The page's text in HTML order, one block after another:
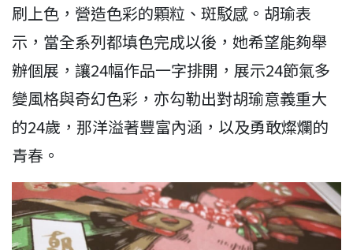
刷上色，營造色彩的顆粒、斑駁感。胡瑜表
示，當全系列都填色完成以後，她希望能夠舉
辦個展，讓24幅作品一字排開，展示24節氣多
變風格與奇幻色彩，亦勾勒出對胡瑜意義重大
的24歲，那洋溢著豐富內涵，以及勇敢燦爛的
青春。